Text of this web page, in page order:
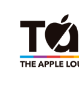
contenuto